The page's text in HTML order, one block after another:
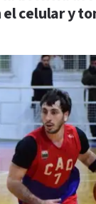
el celular y